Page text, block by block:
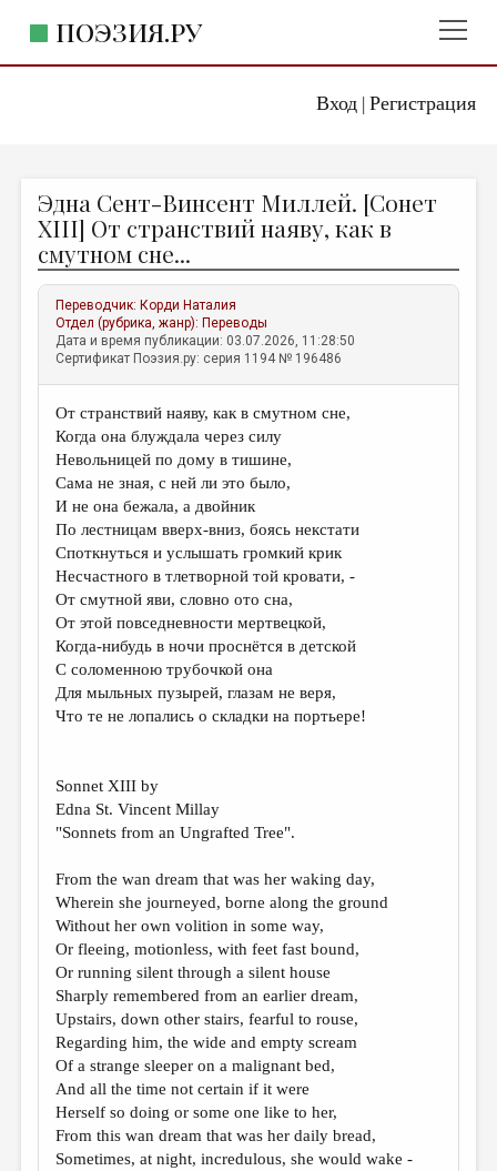
Вход| Регистрация
ПОЭЗИЯ.РУ
ЖАНРЫ
АВТОРЫ
КОММЕНТАРИИ
ЛИТСАЛОН
НОВОСТИ
ПРАВИЛА САЙТА
ОТДЕЛЫ И РУБРИКИ
ИЗБРАННОЕ
ДАЙДЖЕСТ
ПРОИЗВЕДЕНИЯ
ПЕРЕВОДЫ
КОНКУРСЫ
ДЕТСКАЯ КОМНАТА
КНИЖНАЯ ПОЛКА
СТРАНИЦЫ ПАМЯТИ
ОБЪЯВЛЕНИЯ
КОЛОНКА РЕДАКТОРА
РЕДКОЛЛЕГИЯ
ОТ РЕДАКЦИИ
МАЛАЯ ПРОЗА
ЭССЕИСТИКА
ЛИТЕРАТУРОВЕДЕНИЕ
КУЛЬТУРОВЕДЕНИЕ
ПУБЛИЦИСТИКА
Эдна Сент-Винсент Миллей. [Сонет
ХIII] От странствий наяву, как в
смутном сне...
Переводчик: Корди Наталия
Отдел (рубрика, жанр): Переводы
Дата и время публикации: 03.07.2026, 11:28:50
Сертификат Поэзия.ру: серия 1194 № 196486
От странствий наяву, как в смутном сне,
Когда она блуждала через силу
Невольницей по дому в тишине,
Сама не зная, с ней ли это было,
И не она бежала, а двойник
По лестницам вверх-вниз, боясь некстати
Споткнуться и услышать громкий крик
Несчастного в тлетворной той кровати, -
От смутной яви, словно ото сна,
От этой повседневности мертвецкой,
Когда-нибудь в ночи проснётся в детской
С соломенною трубочкой она
Для мыльных пузырей, глазам не веря,
Что те не лопались о складки на портьере!
Sonnet XIII by
Edna St. Vincent Millay
"Sonnets from an Ungrafted Tree".
From the wan dream that was her waking day,
Wherein she journeyed, borne along the ground
Without her own volition in some way,
Or fleeing, motionless, with feet fast bound,
Or running silent through a silent house
Sharply remembered from an earlier dream,
Upstairs, down other stairs, fearful to rouse,
Regarding him, the wide and empty scream
Of a strange sleeper on a malignant bed,
And all the time not certain if it were
Herself so doing or some one like to her,
From this wan dream that was her daily bread,
Sometimes, at night, incredulous, she would wake -